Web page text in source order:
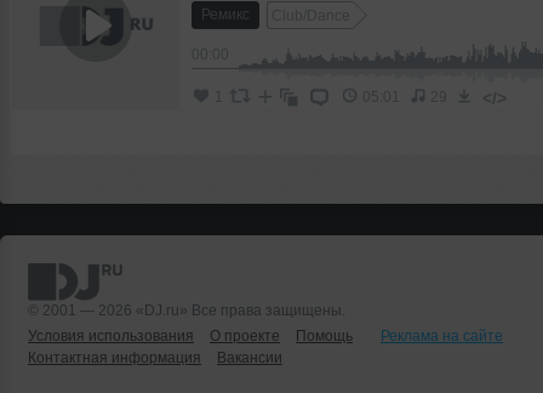
Ремикс Club/Dance
05:01 29 </>
© 2001 — 2026 «DJ.ru» Все права защищены.
Условия использования
О проекте Помощь
Реклама на сайте
Контактная информация
Вакансии